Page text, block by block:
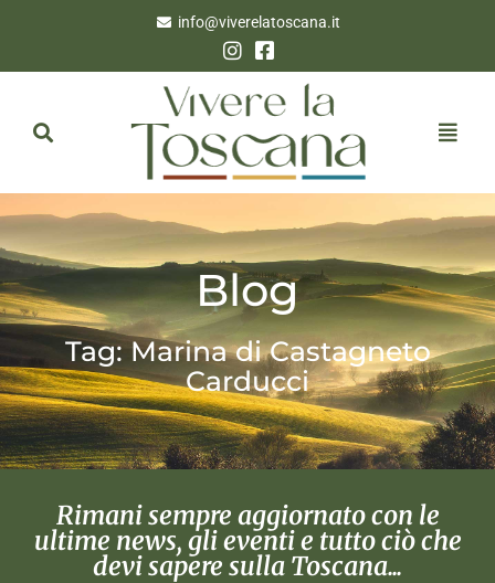
info@viverelatoscana.it
Blog
Tag: Marina di Castagneto
Carducci
Rimani sempre aggiornato con le
ultime news, gli eventi e tutto ciò che
devi sapere sulla Toscana...